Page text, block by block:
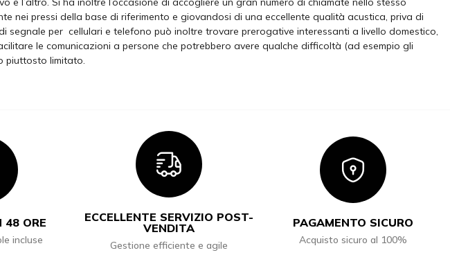
nei pressi della base di riferimento e giovandosi di una eccellente qualità acustica, priva di
segnale per cellulari e telefono può inoltre trovare prerogative interessanti a livello domestico,
le comunicazioni a persone che potrebbero avere qualche difficoltà (ad esempio gli
piuttosto limitato.
Icon
48 ORE
incluse
Icon
ECCELLENTE SERVIZIO POST-
VENDITA
Gestione efficiente e agile
Icon
PAGAMENTO SICURO
Acquisto sicuro al 100%